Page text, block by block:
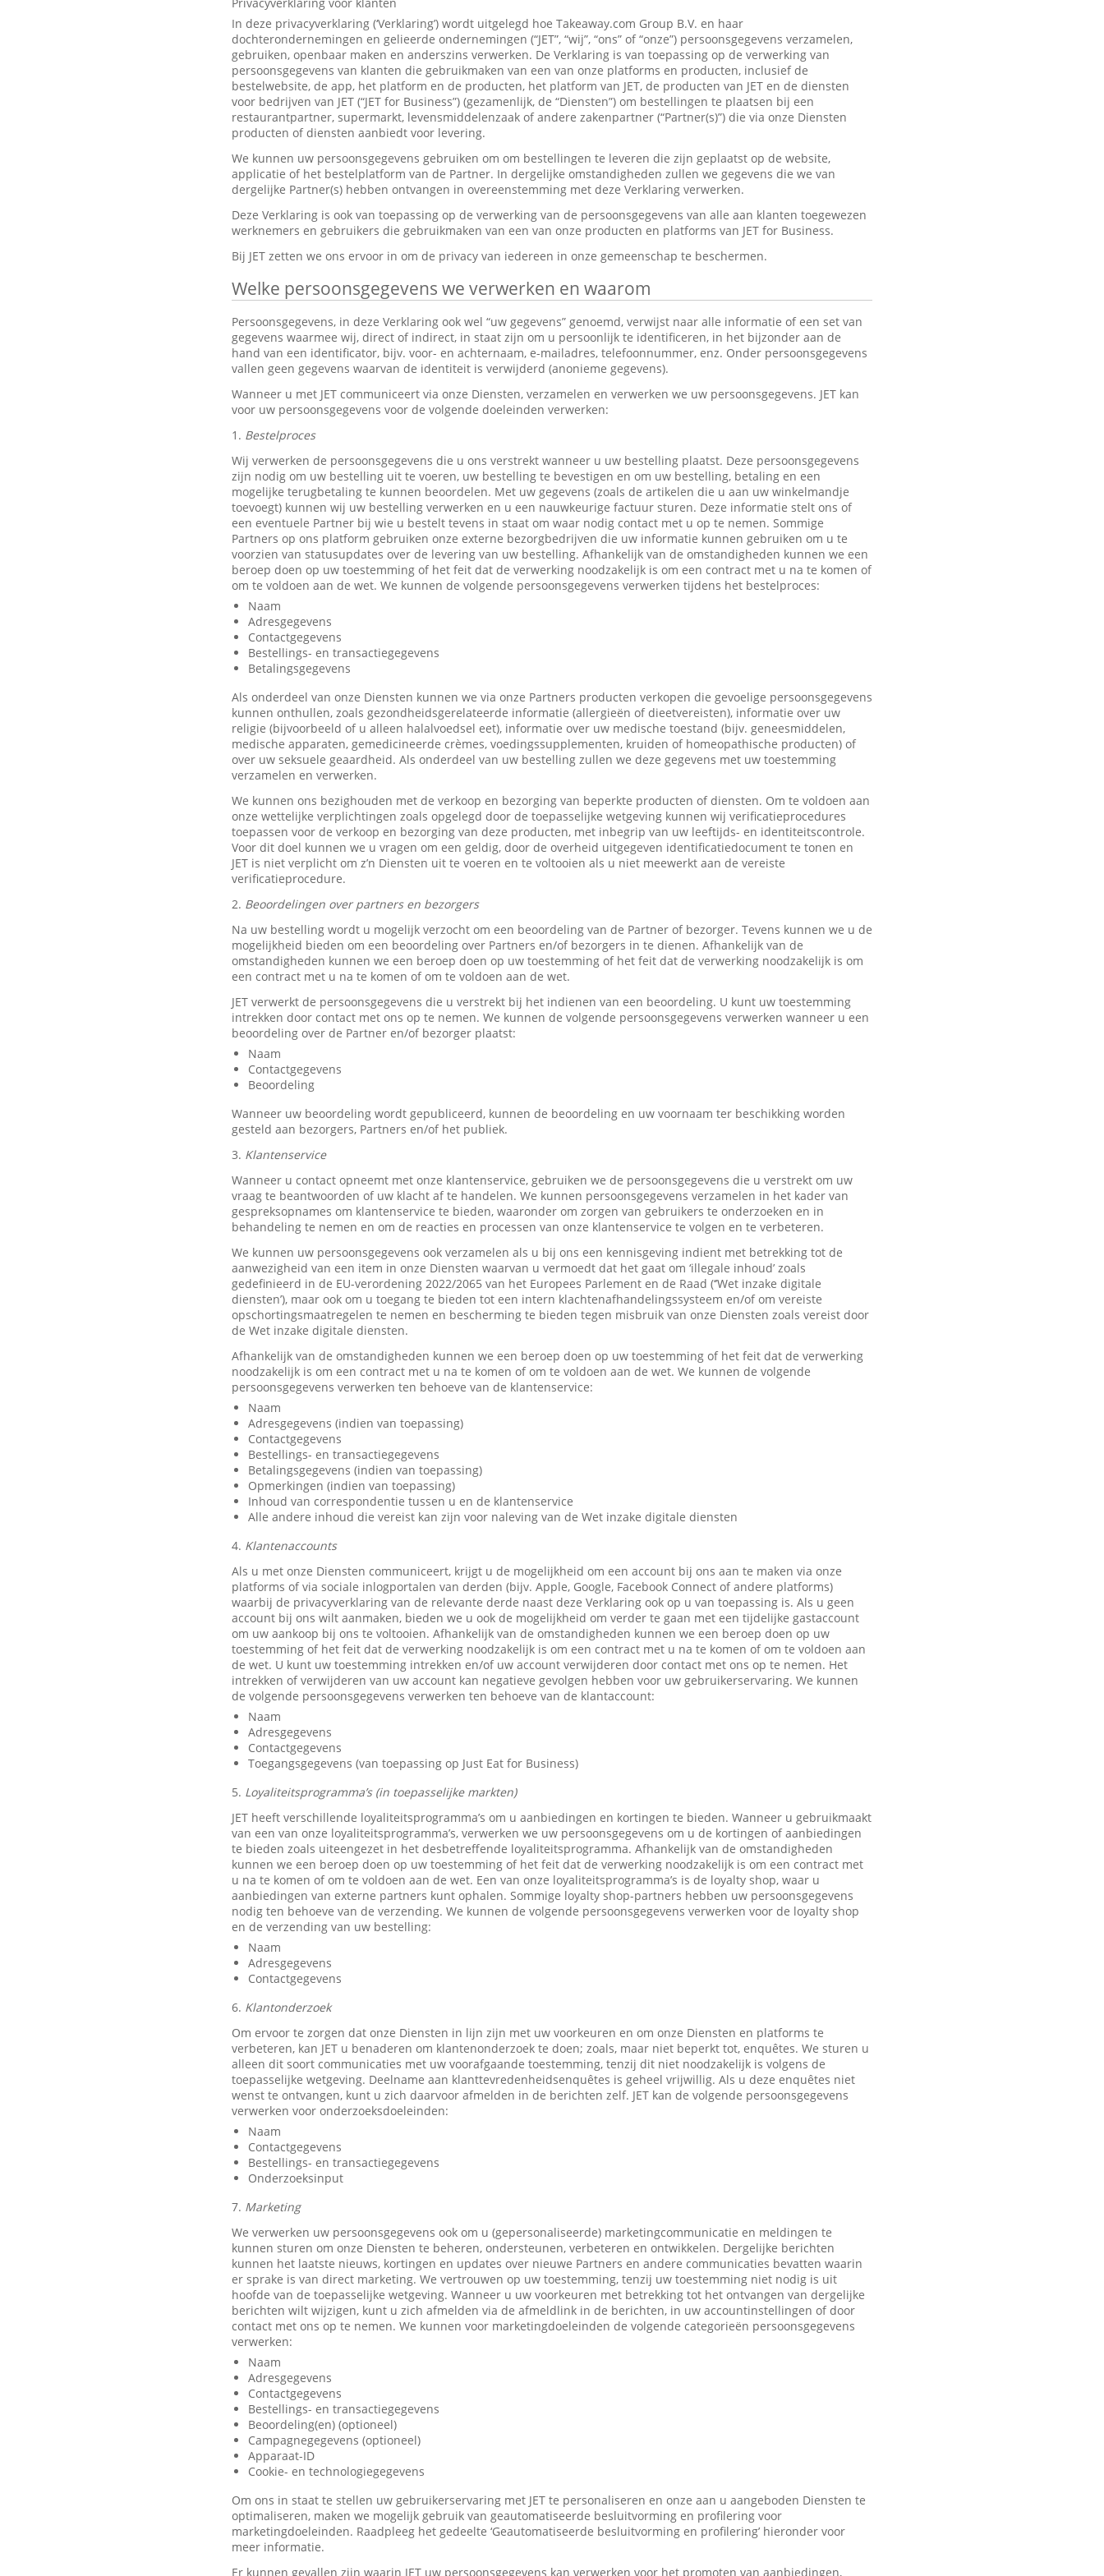
In deze privacyverklaring (‘Verklaring’) wordt uitgelegd hoe Takeaway.com Group B.V. en haar
dochterondernemingen en gelieerde ondernemingen (“JET”, “wij”, “ons” of “onze”) persoonsgegevens verzamelen,
gebruiken, openbaar maken en anderszins verwerken. De Verklaring is van toepassing op de verwerking van
persoonsgegevens van klanten die gebruikmaken van een van onze platforms en producten, inclusief de
bestelwebsite, de app, het platform en de producten, het platform van JET, de producten van JET en de diensten
voor bedrijven van JET (“JET for Business”) (gezamenlijk, de “Diensten”) om bestellingen te plaatsen bij een
restaurantpartner, supermarkt, levensmiddelenzaak of andere zakenpartner (“Partner(s)”) die via onze Diensten
producten of diensten aanbiedt voor levering.
We kunnen uw persoonsgegevens gebruiken om om bestellingen te leveren die zijn geplaatst op de website,
applicatie of het bestelplatform van de Partner. In dergelijke omstandigheden zullen we gegevens die we van
dergelijke Partner(s) hebben ontvangen in overeenstemming met deze Verklaring verwerken.
Deze Verklaring is ook van toepassing op de verwerking van de persoonsgegevens van alle aan klanten toegewezen
werknemers en gebruikers die gebruikmaken van een van onze producten en platforms van JET for Business.
Bij JET zetten we ons ervoor in om de privacy van iedereen in onze gemeenschap te beschermen.
Welke persoonsgegevens we verwerken en waarom
Persoonsgegevens, in deze Verklaring ook wel “uw gegevens” genoemd, verwijst naar alle informatie of een set van
gegevens waarmee wij, direct of indirect, in staat zijn om u persoonlijk te identificeren, in het bijzonder aan de
hand van een identificator, bijv. voor- en achternaam, e-mailadres, telefoonnummer, enz. Onder persoonsgegevens
vallen geen gegevens waarvan de identiteit is verwijderd (anonieme gegevens).
Wanneer u met JET communiceert via onze Diensten, verzamelen en verwerken we uw persoonsgegevens. JET kan
voor uw persoonsgegevens voor de volgende doeleinden verwerken:
1. Bestelproces
Wij verwerken de persoonsgegevens die u ons verstrekt wanneer u uw bestelling plaatst. Deze persoonsgegevens
zijn nodig om uw bestelling uit te voeren, uw bestelling te bevestigen en om uw bestelling, betaling en een
mogelijke terugbetaling te kunnen beoordelen. Met uw gegevens (zoals de artikelen die u aan uw winkelmandje
toevoegt) kunnen wij uw bestelling verwerken en u een nauwkeurige factuur sturen. Deze informatie stelt ons of
een eventuele Partner bij wie u bestelt tevens in staat om waar nodig contact met u op te nemen. Sommige
Partners op ons platform gebruiken onze externe bezorgbedrijven die uw informatie kunnen gebruiken om u te
voorzien van statusupdates over de levering van uw bestelling. Afhankelijk van de omstandigheden kunnen we een
beroep doen op uw toestemming of het feit dat de verwerking noodzakelijk is om een contract met u na te komen of
om te voldoen aan de wet. We kunnen de volgende persoonsgegevens verwerken tijdens het bestelproces:
Naam
Adresgegevens
Contactgegevens
Bestellings- en transactiegegevens
Betalingsgegevens
Als onderdeel van onze Diensten kunnen we via onze Partners producten verkopen die gevoelige persoonsgegevens
kunnen onthullen, zoals gezondheidsgerelateerde informatie (allergieën of dieetvereisten), informatie over uw
religie (bijvoorbeeld of u alleen halalvoedsel eet), informatie over uw medische toestand (bijv. geneesmiddelen,
medische apparaten, gemedicineerde crèmes, voedingssupplementen, kruiden of homeopathische producten) of
over uw seksuele geaardheid. Als onderdeel van uw bestelling zullen we deze gegevens met uw toestemming
verzamelen en verwerken.
We kunnen ons bezighouden met de verkoop en bezorging van beperkte producten of diensten. Om te voldoen aan
onze wettelijke verplichtingen zoals opgelegd door de toepasselijke wetgeving kunnen wij verificatieprocedures
toepassen voor de verkoop en bezorging van deze producten, met inbegrip van uw leeftijds- en identiteitscontrole.
Voor dit doel kunnen we u vragen om een geldig, door de overheid uitgegeven identificatiedocument te tonen en
JET is niet verplicht om z’n Diensten uit te voeren en te voltooien als u niet meewerkt aan de vereiste
verificatieprocedure.
2. Beoordelingen over partners en bezorgers
Na uw bestelling wordt u mogelijk verzocht om een beoordeling van de Partner of bezorger. Tevens kunnen we u de
mogelijkheid bieden om een beoordeling over Partners en/of bezorgers in te dienen. Afhankelijk van de
omstandigheden kunnen we een beroep doen op uw toestemming of het feit dat de verwerking noodzakelijk is om
een contract met u na te komen of om te voldoen aan de wet.
JET verwerkt de persoonsgegevens die u verstrekt bij het indienen van een beoordeling. U kunt uw toestemming
intrekken door contact met ons op te nemen. We kunnen de volgende persoonsgegevens verwerken wanneer u een
beoordeling over de Partner en/of bezorger plaatst:
Naam
Contactgegevens
Beoordeling
Wanneer uw beoordeling wordt gepubliceerd, kunnen de beoordeling en uw voornaam ter beschikking worden
gesteld aan bezorgers, Partners en/of het publiek.
3. Klantenservice
Wanneer u contact opneemt met onze klantenservice, gebruiken we de persoonsgegevens die u verstrekt om uw
vraag te beantwoorden of uw klacht af te handelen. We kunnen persoonsgegevens verzamelen in het kader van
gespreksopnames om klantenservice te bieden, waaronder om zorgen van gebruikers te onderzoeken en in
behandeling te nemen en om de reacties en processen van onze klantenservice te volgen en te verbeteren.
We kunnen uw persoonsgegevens ook verzamelen als u bij ons een kennisgeving indient met betrekking tot de
aanwezigheid van een item in onze Diensten waarvan u vermoedt dat het gaat om ‘illegale inhoud’ zoals
gedefinieerd in de EU-verordening 2022/2065 van het Europees Parlement en de Raad (‘’Wet inzake digitale
diensten’), maar ook om u toegang te bieden tot een intern klachtenafhandelingssysteem en/of om vereiste
opschortingsmaatregelen te nemen en bescherming te bieden tegen misbruik van onze Diensten zoals vereist door
de Wet inzake digitale diensten.
Afhankelijk van de omstandigheden kunnen we een beroep doen op uw toestemming of het feit dat de verwerking
noodzakelijk is om een contract met u na te komen of om te voldoen aan de wet. We kunnen de volgende
persoonsgegevens verwerken ten behoeve van de klantenservice:
Naam
Adresgegevens (indien van toepassing)
Contactgegevens
Bestellings- en transactiegegevens
Betalingsgegevens (indien van toepassing)
Opmerkingen (indien van toepassing)
Inhoud van correspondentie tussen u en de klantenservice
Alle andere inhoud die vereist kan zijn voor naleving van de Wet inzake digitale diensten
4. Klantenaccounts
Als u met onze Diensten communiceert, krijgt u de mogelijkheid om een account bij ons aan te maken via onze
platforms of via sociale inlogportalen van derden (bijv. Apple, Google, Facebook Connect of andere platforms)
waarbij de privacyverklaring van de relevante derde naast deze Verklaring ook op u van toepassing is. Als u geen
account bij ons wilt aanmaken, bieden we u ook de mogelijkheid om verder te gaan met een tijdelijke gastaccount
om uw aankoop bij ons te voltooien. Afhankelijk van de omstandigheden kunnen we een beroep doen op uw
toestemming of het feit dat de verwerking noodzakelijk is om een contract met u na te komen of om te voldoen aan
de wet. U kunt uw toestemming intrekken en/of uw account verwijderen door contact met ons op te nemen. Het
intrekken of verwijderen van uw account kan negatieve gevolgen hebben voor uw gebruikerservaring. We kunnen
de volgende persoonsgegevens verwerken ten behoeve van de klantaccount:
Naam
Adresgegevens
Contactgegevens
Toegangsgegevens (van toepassing op Just Eat for Business)
5. Loyaliteitsprogramma’s (in toepasselijke markten)
JET heeft verschillende loyaliteitsprogramma’s om u aanbiedingen en kortingen te bieden. Wanneer u gebruikmaakt
van een van onze loyaliteitsprogramma’s, verwerken we uw persoonsgegevens om u de kortingen of aanbiedingen
te bieden zoals uiteengezet in het desbetreffende loyaliteitsprogramma. Afhankelijk van de omstandigheden
kunnen we een beroep doen op uw toestemming of het feit dat de verwerking noodzakelijk is om een contract met
u na te komen of om te voldoen aan de wet. Een van onze loyaliteitsprogramma’s is de loyalty shop, waar u
aanbiedingen van externe partners kunt ophalen. Sommige loyalty shop-partners hebben uw persoonsgegevens
nodig ten behoeve van de verzending. We kunnen de volgende persoonsgegevens verwerken voor de loyalty shop
en de verzending van uw bestelling:
Naam
Adresgegevens
Contactgegevens
6. Klantonderzoek
Om ervoor te zorgen dat onze Diensten in lijn zijn met uw voorkeuren en om onze Diensten en platforms te
verbeteren, kan JET u benaderen om klantenonderzoek te doen; zoals, maar niet beperkt tot, enquêtes. We sturen u
alleen dit soort communicaties met uw voorafgaande toestemming, tenzij dit niet noodzakelijk is volgens de
toepasselijke wetgeving. Deelname aan klanttevredenheidsenquêtes is geheel vrijwillig. Als u deze enquêtes niet
wenst te ontvangen, kunt u zich daarvoor afmelden in de berichten zelf. JET kan de volgende persoonsgegevens
verwerken voor onderzoeksdoeleinden:
Naam
Contactgegevens
Bestellings- en transactiegegevens
Onderzoeksinput
7. Marketing
We verwerken uw persoonsgegevens ook om u (gepersonaliseerde) marketingcommunicatie en meldingen te
kunnen sturen om onze Diensten te beheren, ondersteunen, verbeteren en ontwikkelen. Dergelijke berichten
kunnen het laatste nieuws, kortingen en updates over nieuwe Partners en andere communicaties bevatten waarin
er sprake is van direct marketing. We vertrouwen op uw toestemming, tenzij uw toestemming niet nodig is uit
hoofde van de toepasselijke wetgeving. Wanneer u uw voorkeuren met betrekking tot het ontvangen van dergelijke
berichten wilt wijzigen, kunt u zich afmelden via de afmeldlink in de berichten, in uw accountinstellingen of door
contact met ons op te nemen. We kunnen voor marketingdoeleinden de volgende categorieën persoonsgegevens
verwerken:
Naam
Adresgegevens
Contactgegevens
Bestellings- en transactiegegevens
Beoordeling(en) (optioneel)
Campagnegegevens (optioneel)
Apparaat-ID
Cookie- en technologiegegevens
Om ons in staat te stellen uw gebruikerservaring met JET te personaliseren en onze aan u aangeboden Diensten te
optimaliseren, maken we mogelijk gebruik van geautomatiseerde besluitvorming en profilering voor
marketingdoeleinden. Raadpleeg het gedeelte ‘Geautomatiseerde besluitvorming en profilering’ hieronder voor
meer informatie.
Er kunnen gevallen zijn waarin JET uw persoonsgegevens kan verwerken voor het promoten van aanbiedingen,